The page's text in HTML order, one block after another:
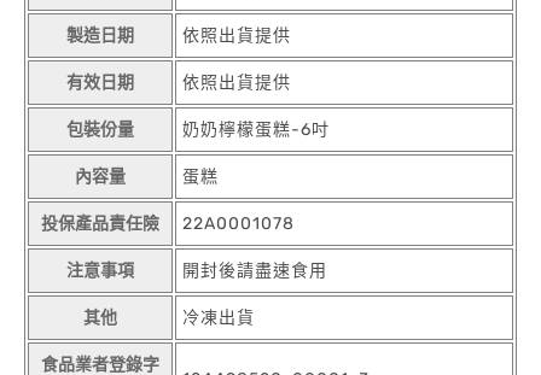
製造日期 依照出貨提供
有效日期 依照出貨提供
包裝份量 奶奶檸檬蛋糕-6吋
內容量 蛋糕
投保產品責任險 22A0001078
注意事項 開封後請盡速食用
其他 冷凍出貨
食品業者登錄字